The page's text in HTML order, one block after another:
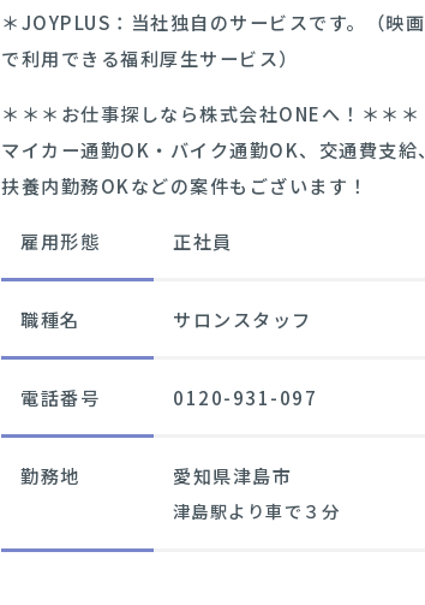
＊JOYPLUS：当社独自のサービスです。（映
で利用できる福利厚生サービス）
＊＊＊お仕事探しなら株式会社ONEへ！＊＊＊
マイカー通勤OK・バイク通勤OK、交通費支給
扶養内勤務OKなどの案件もございます！
雇用形態 正社員
職種名 サロンスタッフ
電話番号 0120-931-097
勤務地 愛知県津島市
津島駅より車で３分